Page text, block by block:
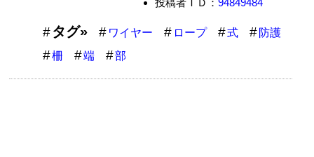
投稿者ＩＤ： 94849484
タグ» ワイヤー ロープ 式
防護
柵
端 部